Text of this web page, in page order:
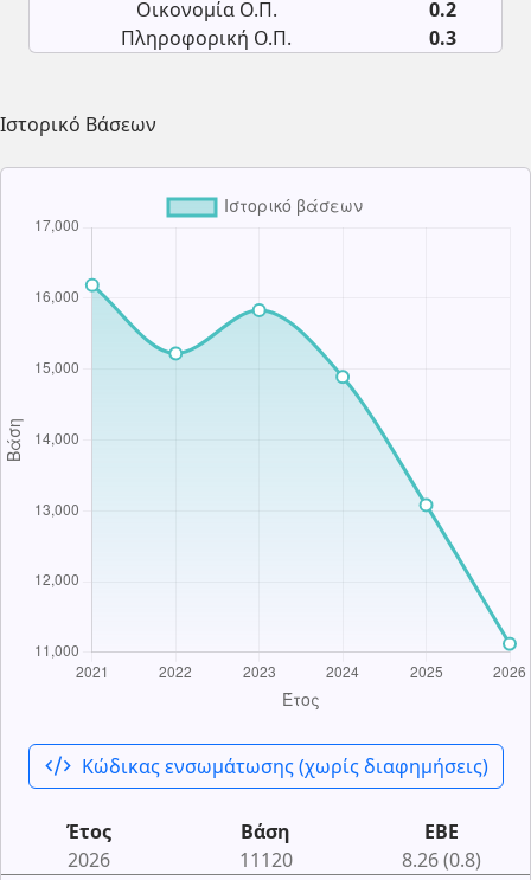
Οικονομία Ο.Π.
0.2
Πληροφορική Ο.Π.
0.3
Ιστορικό Βάσεων
code_xml Κώδικας ενσωμάτωσης (χωρίς διαφημήσεις)
Έτος Βάση
ΕΒΕ
2026
11120
8.26 (0.8)